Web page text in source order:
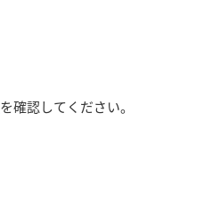
を確認してください。